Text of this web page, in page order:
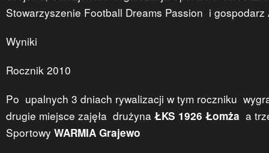
Stowarzyszenie Football Dreams Passion i gospodarz
Wyniki
Rocznik 2010
Po upalnych 3 dniach rywalizacji w tym roczniku
drugie miejsce zajęła drużyna ŁKS 1926 Łomża a
Sportowy WARMIA Grajewo